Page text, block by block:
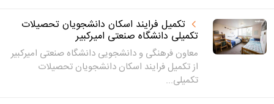
تکمیل فرایند اسکان دانشجویان تحصیلات
تکمیلی دانشگاه صنعتی امیرکبیر
معاون فرهنگی و دانشجویی دانشگاه صنعتی امیرکبیر
از تکمیل فرایند اسکان دانشجویان تحصیلات
تکمیلی...